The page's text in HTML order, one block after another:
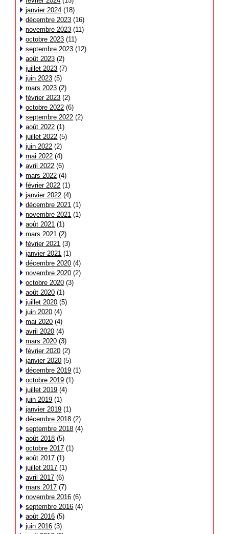
janvier 2024 (18)
décembre 2023 (16)
novembre 2023 (11)
octobre 2023 (11)
septembre 2023 (12)
août 2023 (2)
juillet 2023 (7)
juin 2023 (5)
mars 2023 (2)
février 2023 (2)
octobre 2022 (6)
septembre 2022 (2)
août 2022 (1)
juillet 2022 (5)
juin 2022 (2)
mai 2022 (4)
avril 2022 (6)
mars 2022 (4)
février 2022 (1)
janvier 2022 (4)
décembre 2021 (1)
novembre 2021 (1)
août 2021 (1)
mars 2021 (2)
février 2021 (3)
janvier 2021 (1)
décembre 2020 (4)
novembre 2020 (2)
octobre 2020 (3)
août 2020 (1)
juillet 2020 (5)
juin 2020 (4)
mai 2020 (4)
avril 2020 (4)
mars 2020 (3)
février 2020 (2)
janvier 2020 (5)
décembre 2019 (1)
octobre 2019 (1)
juillet 2019 (4)
juin 2019 (1)
janvier 2019 (1)
décembre 2018 (2)
septembre 2018 (4)
août 2018 (5)
octobre 2017 (1)
août 2017 (1)
juillet 2017 (1)
avril 2017 (6)
mars 2017 (7)
novembre 2016 (6)
septembre 2016 (4)
août 2016 (5)
juin 2016 (3)